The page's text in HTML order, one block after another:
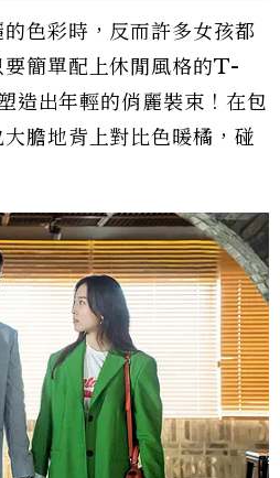
色彩時，反而許多女孩都
簡單配上休閒風格的T-
造出年輕的俏麗裝束！在包
膽地背上對比色暖橘，碰